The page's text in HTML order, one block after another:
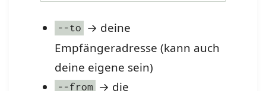
--to → deine
Empfängeradresse (kann auch
deine eigene sein)
--from → die